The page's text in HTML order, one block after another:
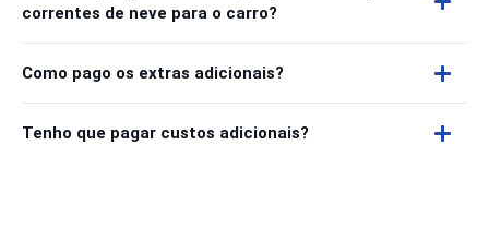
correntes de neve para o carro?
Como pago os extras adicionais?
Tenho que pagar custos adicionais?